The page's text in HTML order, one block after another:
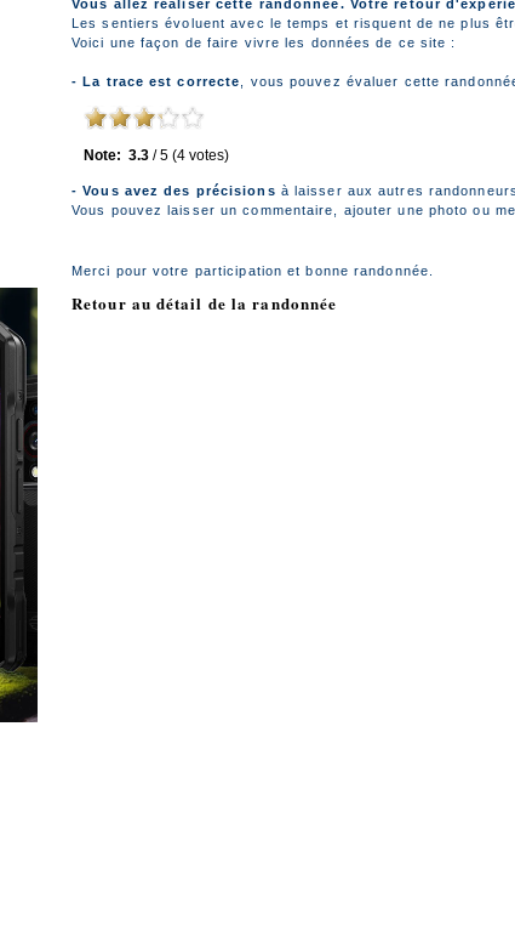
Vous allez réaliser cette randonnée. Votre retour
Les sentiers évoluent avec le temps et risquent de ne plus
Voici une façon de faire vivre les données de ce site :
- La trace est correcte , vous pouvez évaluer cette
Note: 3.3 /5 (4 votes)
- Vous avez des précisions à laisser aux autres
Vous pouvez laisser un commentaire, ajouter une photo ou
Merci pour votre participation et bonne randonnée.
Retour au détail de la randonnée